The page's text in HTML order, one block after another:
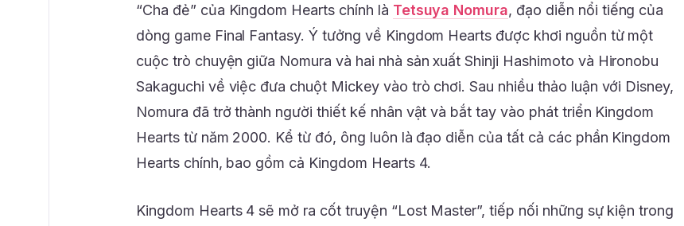
“Cha đẻ” của Kingdom Hearts chính là Tetsuya Nomura, đạo diễn nổi tiếng của
dòng game Final Fantasy. Ý tưởng về Kingdom Hearts được khơi nguồn từ một
cuộc trò chuyện giữa Nomura và hai nhà sản xuất Shinji Hashimoto và Hironobu
Sakaguchi về việc đưa chuột Mickey vào trò chơi. Sau nhiều thảo luận với Disney,
Nomura đã trở thành người thiết kế nhân vật và bắt tay vào phát triển Kingdom
Hearts từ năm 2000. Kể từ đó, ông luôn là đạo diễn của tất cả các phần Kingdom
Hearts chính, bao gồm cả Kingdom Hearts 4.
Kingdom Hearts 4 sẽ mở ra cốt truyện “Lost Master”, tiếp nối những sự kiện trong